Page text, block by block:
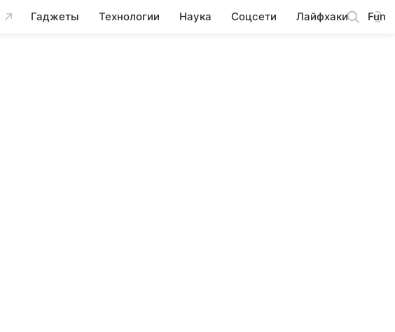
Гаджеты Технологии Наука Соцсети Лайфхаки Fun